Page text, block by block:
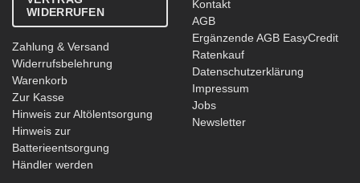
WIDERRUFEN
Zahlung & Versand
Widerrufsbelehrung
Warenkorb
Zur Kasse
Hinweis zur Altölentsorgung
Hinweis zur
Batterieentsorgung
Händler werden
Kontakt
AGB
Ergänzende AGB EasyCredit
Ratenkauf
Datenschutzerklärung
Impressum
Jobs
Newsletter